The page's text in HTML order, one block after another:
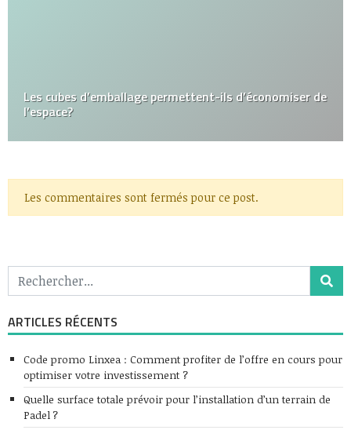
Les cubes d’emballage permettent-ils d’économiser de
l’espace?
Les commentaires sont fermés pour ce post.
ARTICLES RÉCENTS
Code promo Linxea : Comment profiter de l’offre en cours pour
optimiser votre investissement ?
Quelle surface totale prévoir pour l’installation d’un terrain de
Padel ?